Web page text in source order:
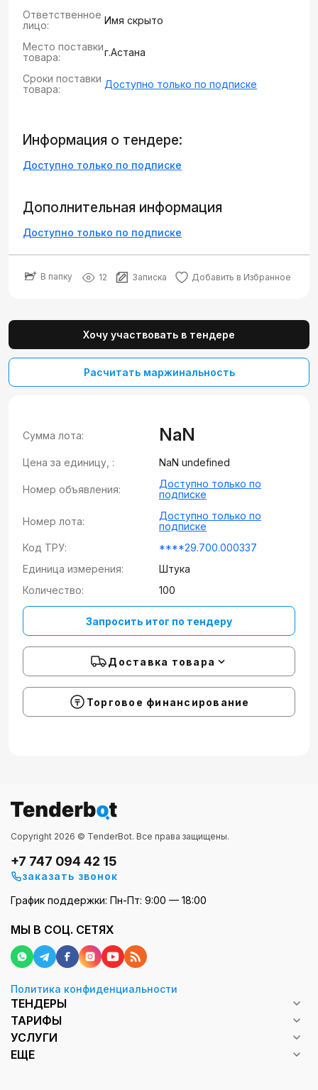
Ответственное
лицо:
Имя скрыто
Место поставки
товара:
г.Астана
Сроки поставки
товара:
Доступно только по подписке
Информация о тендере:
Доступно только по подписке
Дополнительная информация
Доступно только по подписке
В папку 12 Записка Добавить в Избранное
Хочу участвовать в тендере
Расчитать маржинальность
Сумма лота: NaN
Цена за единицу, : NaN undefined
Номер объявления:
Доступно только по
подписке
Номер лота:
Доступно только по
подписке
Код ТРУ:
****29.700.000337
Единица измерения:
Штука
Количество:
100
Запросить итог по тендеру
Доставка товара
Торговое финансирование
Copyright 2026 © TenderBot. Все права защищены.
+7 747 094 42 15
заказать звонок
График поддержки: Пн-Пт: 9:00 — 18:00
МЫ В СОЦ. СЕТЯХ
Политика конфиденциальности
ТЕНДЕРЫ
ТАРИФЫ
УСЛУГИ
ЕЩЕ